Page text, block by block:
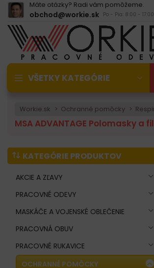
Máte otázky? Radi vám pomôžeme.
obchod@workie.sk Po - Pia: 8:00 - 17:00
VŠETKY KATEGÓRIE
Workie.sk Ochranné pomôcky
MSA ADVANTAGE Polomasky a
KATEGÓRIE PRODUKTOV
AKCIE A ZĽAVY
PRACOVNÉ ODEVY
MASKÁČE A VOJENSKÉ OBLEČENIE
PRACOVNÁ OBUV
PRACOVNÉ RUKAVICE
OCHRANNÉ POMÔCKY